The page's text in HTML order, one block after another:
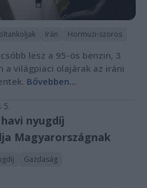
Irán Hormuzi-szoros
lesz a 95-ös benzin, 3
világpiaci olajárak az iráni
Bővebben...
5.
havi nyugdíj
Magyarországnak
Gazdaság